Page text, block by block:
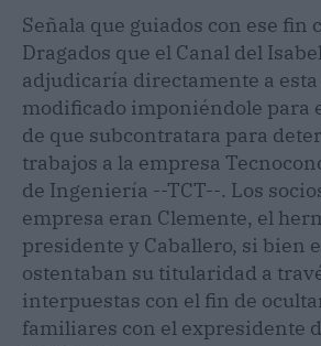
Señala que guiados con ese
Dragados que el Canal del
adjudicaría directamente a
modificado imponiéndole para
de que subcontratara para
trabajos a la empresa
de Ingeniería --TCT--. Los
empresa eran Clemente, el
presidente y Caballero, si bien
ostentaban su titularidad a
interpuestas con el fin de
familiares con el expresidente